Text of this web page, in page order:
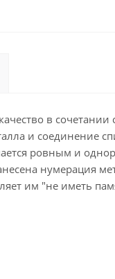
в
и соединение
ровным и
нумерация
им "не иметь